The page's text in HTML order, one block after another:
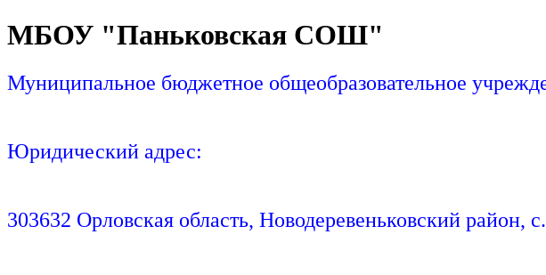
МБОУ "Паньковская СОШ"
Муниципальное бюджетное общеобразовательное
Юридический адрес:
303632 Орловская область, Новодеревеньковский район,